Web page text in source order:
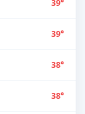
39°
39°
38°
38°